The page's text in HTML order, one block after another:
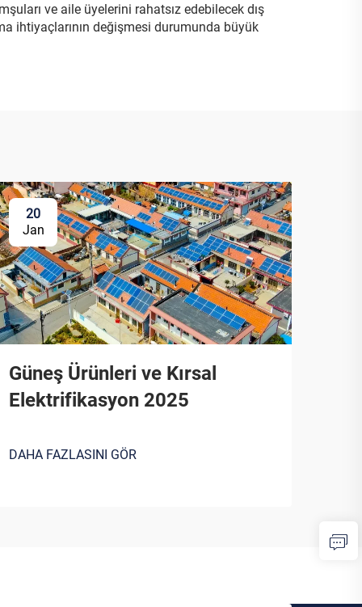
ve aile üyelerini rahatsız edebilecek dış
ihtiyaçlarının değişmesi durumunda büyük
20
Jan
Güneş Ürünleri ve Kırsal
Elektrifikasyon 2025
DAHA FAZLASINI GÖR